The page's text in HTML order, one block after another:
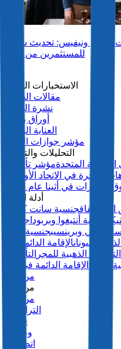
كيتس ونيفيس: تحديث سلس
للمستثمرين من تركيا
الاستخبارات السوق
مقالات الخبراء
نشرة الهجرة
أوراق بيضاء
العناية الواجبة
مؤشر جوازات السفر
التحليلات والتقارير
المتحدةمؤشر تأشيرة
الهجرة في الاتحاد الأوروبي
العقارات في أثينا عام ٢٠٢٥
أدلة الدول
جنسية سانت كيتس
جنسية أنتيغوا وبربودا جنسية
تومي وبرينسيبجنسية تركيا
لليونانالإقامة الدائمة في
التأشيرة الذهبية للمجر التأشيرة
للاتفيا
الإقامة الدائمة في بنما
من نحن
من نحن
من نحن
التراخيص
فريقنا
وظائف
اتصل بنا